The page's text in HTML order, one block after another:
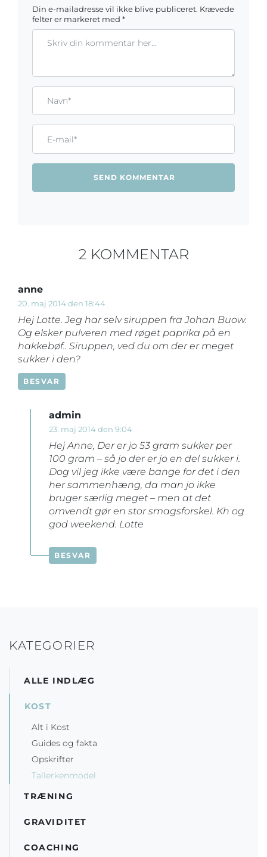
Din e-mailadresse vil ikke blive publiceret. Krævede
felter er markeret med *
2 KOMMENTAR
anne
20. maj 2014 den 18:44
Hej Lotte. Jeg har selv siruppen fra Johan Buow.
Og elsker pulveren med røget paprika på en
hakkebøf.. Siruppen, ved du om der er meget
sukker i den?
BESVAR
admin
23. maj 2014 den 9:04
Hej Anne, Der er jo 53 gram sukker per
100 gram – så jo der er jo en del sukker i.
Dog vil jeg ikke være bange for det i den
her sammenhæng, da man jo ikke
bruger særlig meget – men at det
omvendt gør en stor smagsforskel. Kh og
god weekend. Lotte
BESVAR
KATEGORIER
ALLE INDLÆG
KOST
Alt i Kost
Guides og fakta
Opskrifter
Tallerkenmodel
TRÆNING
GRAVIDITET
COACHING